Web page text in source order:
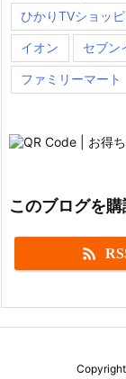
ひかりTVショッ
イオン セブン
ファミリーマート
このブログを購
